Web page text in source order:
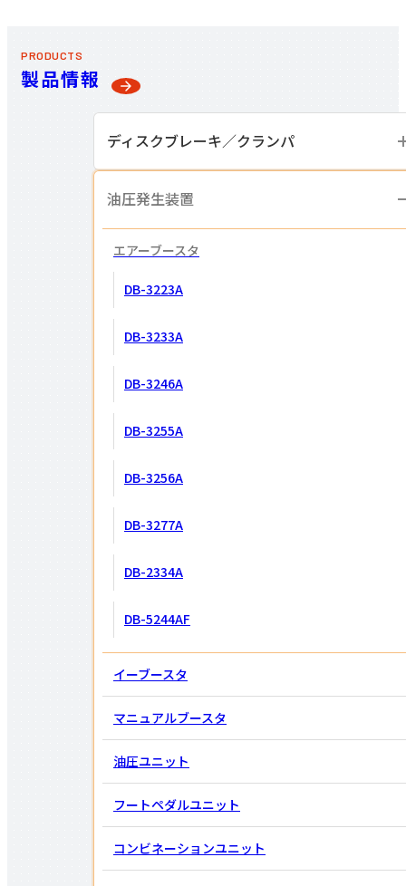
遠心ブレーキ
水門・ゲート用
PRODUCTS
製品情報
ディスクブレーキ／クランパ
油圧発生装置
エアーブースタ
DB-3223A
DB-3233A
DB-3246A
DB-3255A
DB-3256A
DB-3277A
DB-2334A
DB-5244AF
イーブースタ
マニュアルブースタ
油圧ユニット
フートペダルユニット
コンビネーションユニット